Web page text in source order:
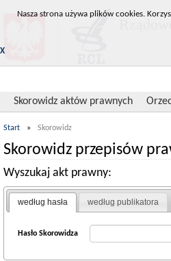
Skorowidz aktów prawnych
Start » Skorowidz
Skorowidz przepisów
Wyszukaj akt prawny:
według hasła według publikatora
Hasło Skorowidza
Nasza strona używa plików cookies.
X